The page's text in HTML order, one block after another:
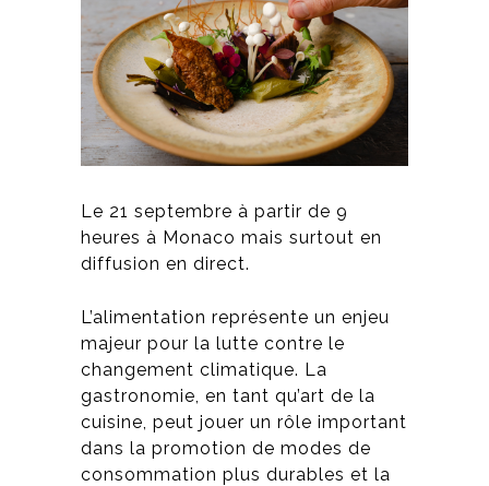
Le 21 septembre à partir de 9
heures à Monaco mais surtout en
diffusion en direct.
L’alimentation représente un enjeu
majeur pour la lutte contre le
changement climatique. La
gastronomie, en tant qu’art de la
cuisine, peut jouer un rôle important
dans la promotion de modes de
consommation plus durables et la